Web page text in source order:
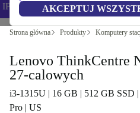
AKCEPTUJ
IPHONEDEAL –Regulamin
Strona główna Produkty Komputery
Lenovo ThinkCentre
27-calowych
i3-1315U | 16 GB | 512 GB SSD
Pro | US